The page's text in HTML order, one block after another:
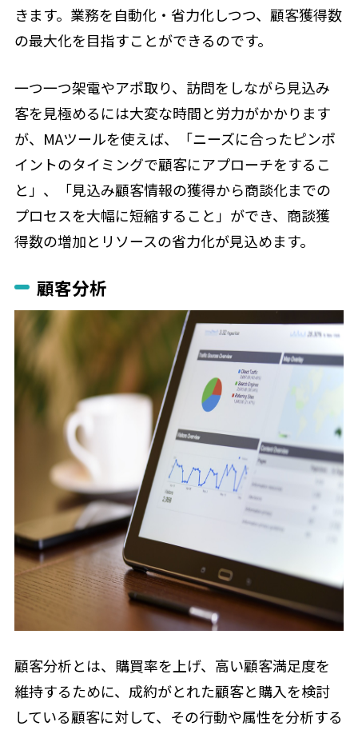
きます。業務を自動化・省力化しつつ、顧客獲得数
の最大化を目指すことができるのです。
一つ一つ架電やアポ取り、訪問をしながら見込み
客を見極めるには大変な時間と労力がかかります
が、MAツールを使えば、「ニーズに合ったピンポ
イントのタイミングで顧客にアプローチをするこ
と」、「見込み顧客情報の獲得から商談化までの
プロセスを大幅に短縮すること」ができ、商談獲
得数の増加とリソースの省力化が見込めます。
顧客分析
顧客分析とは、購買率を上げ、高い顧客満足度を
維持するために、成約がとれた顧客と購入を検討
している顧客に対して、その行動や属性を分析する